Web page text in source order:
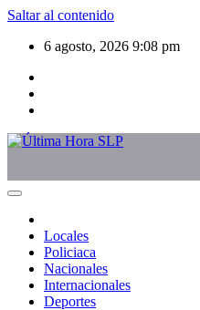
Saltar al contenido
6 agosto, 2026 9:08 pm
Locales
Policiaca
Nacionales
Internacionales
Deportes